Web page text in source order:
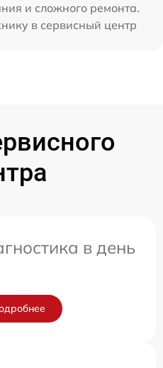
и сложного ремонта.
в сервисный центр
в день